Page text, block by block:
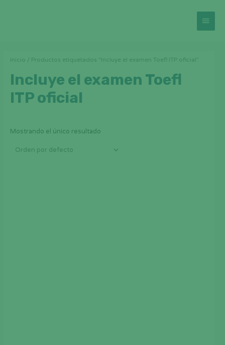
Inicio / Productos etiquetados “Incluye el examen Toefl ITP oficial”
Incluye el examen Toefl
ITP oficial
Mostrando el único resultado